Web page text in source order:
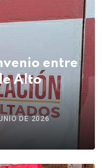
entre
Alto
DE 2026